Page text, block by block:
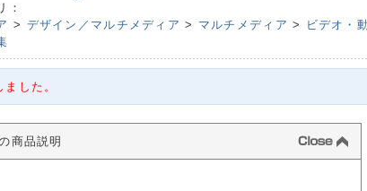
：
> デザイン／マルチメディア > マルチメディア >
ビデオ・動
した。
商品説明